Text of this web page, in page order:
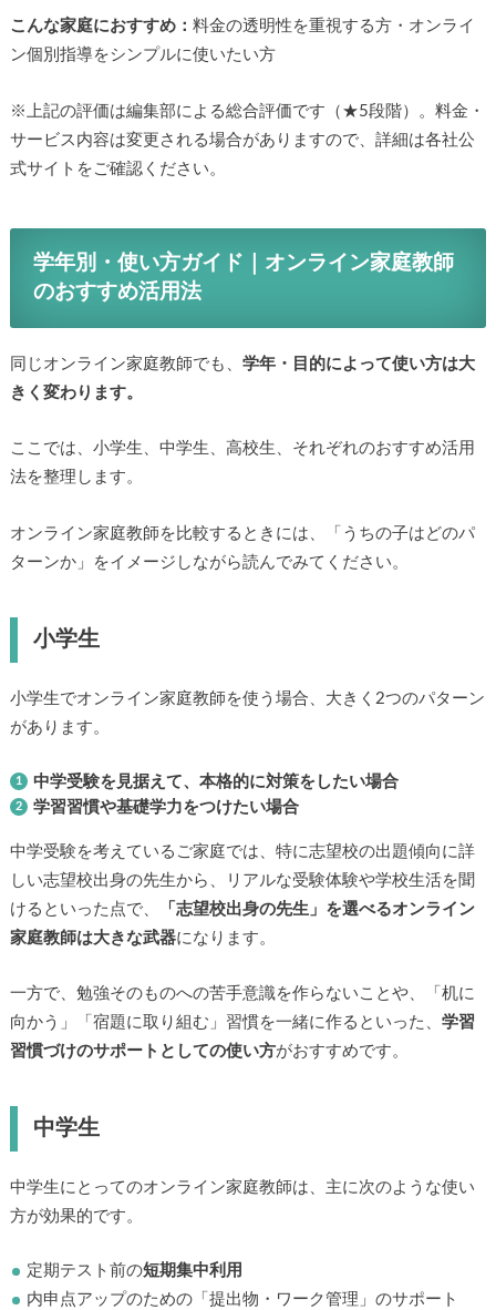
こんな家庭におすすめ： 料金の透明性を重視する方・オンライ
ン個別指導をシンプルに使いたい方
※上記の評価は編集部による総合評価です（★5段階）。料金・
サービス内容は変更される場合がありますので、詳細は各社公
式サイトをご確認ください。
学年別・使い方ガイド｜オンライン家庭教師
のおすすめ活用法
同じオンライン家庭教師でも、 学年・目的によって使い方は大
きく変わります。
ここでは、小学生、中学生、高校生、それぞれのおすすめ活用
法を整理します。
オンライン家庭教師を比較するときには、「うちの子はどのパ
ターンか」をイメージしながら読んでみてください。
小学生
小学生でオンライン家庭教師を使う場合、大きく2つのパターン
があります。
中学受験を見据えて、本格的に対策をしたい場合
学習習慣や基礎学力をつけたい場合
中学受験を考えているご家庭では、特に志望校の出題傾向に詳
しい志望校出身の先生から、リアルな受験体験や学校生活を聞
けるといった点で、
「志望校出身の先生」を選べるオンライン
家庭教師は大きな武器になります。
一方で、勉強そのものへの苦手意識を作らないことや、「机に
向かう」「宿題に取り組む」習慣を一緒に作るといった、 学習
習慣づけのサポートとしての使い方がおすすめです。
中学生
中学生にとってのオンライン家庭教師は、主に次のような使い
方が効果的です。
定期テスト前の短期集中利用
内申点アップのための「提出物・ワーク管理」のサポート